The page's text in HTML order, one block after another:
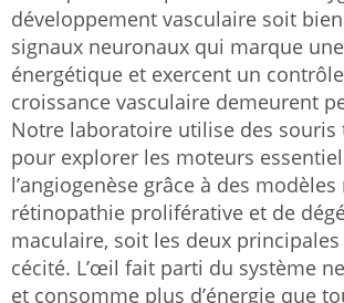
développement vasculaire soit
signaux neuronaux qui marque
énergétique et exercent un
croissance vasculaire demeurent
Notre laboratoire utilise des souris
pour explorer les moteurs
l’angiogenèse grâce à des
rétinopathie proliférative et de
maculaire, soit les deux principales
cécité. L’œil fait parti du système
et consomme plus d’énergie que